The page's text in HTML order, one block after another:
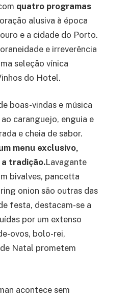
quatro programas
alusiva à época
e a cidade do Porto.
e irreverência
seleção vínica
do Hotel.
boas-vindas e música
caranguejo, enguia e
e cheia de sabor.
menu exclusivo,
tradição.Lavagante
bivalves, pancetta
onion são outras das
festa, destacam-se a
por um extenso
ovos, bolo-rei,
Natal prometem
acontece sem